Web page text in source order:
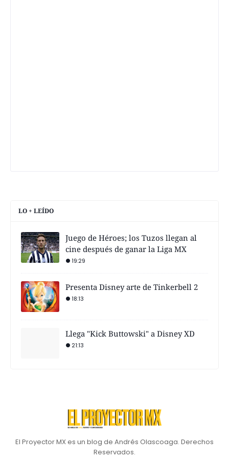
LO + LEÍDO
Juego de Héroes; los Tuzos llegan al
cine después de ganar la Liga MX
19:29
Presenta Disney arte de Tinkerbell 2
18:13
Llega "Kick Buttowski" a Disney XD
21:13
El Proyector MX es un blog de Andrés Olascoaga. Derechos
Reservados.